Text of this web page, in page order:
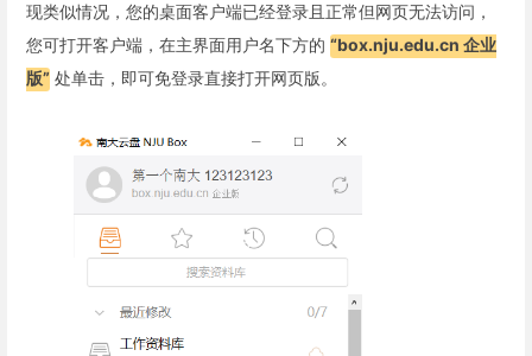
现类似情况，您的桌面客户端已经登录且正常但网页无法访问，
您可打开客户端，在主界面用户名下方的 “box.nju.edu.cn 企业
版” 处单击，即可免登录直接打开网页版。